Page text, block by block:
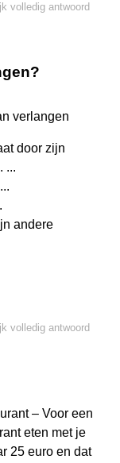
volledig antwoord
verlangen
door zijn
...
andere
volledig antwoord
– Voor een
eten met je
25 euro en dat